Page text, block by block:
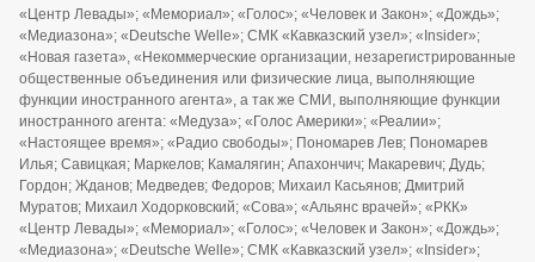
«Центр Левады»; «Мемориал»; «Голос»; «Человек и Закон»; «Дождь»;
«Медиазона»; «Deutsche Welle»; СМК «Кавказский узел»; «Insider»;
«Новая газета», «Некоммерческие организации, незарегистрированные
общественные объединения или физические лица, выполняющие
функции иностранного агента», а так же СМИ, выполняющие функции
иностранного агента: «Медуза»; «Голос Америки»; «Реалии»;
«Настоящее время»; «Радио свободы»; Пономарев Лев; Пономарев
Илья; Савицкая; Маркелов; Камалягин; Апахончич; Макаревич; Дудь;
Гордон; Жданов; Медведев; Федоров; Михаил Касьянов; Дмитрий
Муратов; Михаил Ходорковский; «Сова»; «Альянс врачей»; «РКК»
«Центр Левады»; «Мемориал»; «Голос»; «Человек и Закон»; «Дождь»;
«Медиазона»; «Deutsche Welle»; СМК «Кавказский узел»; «Insider»;